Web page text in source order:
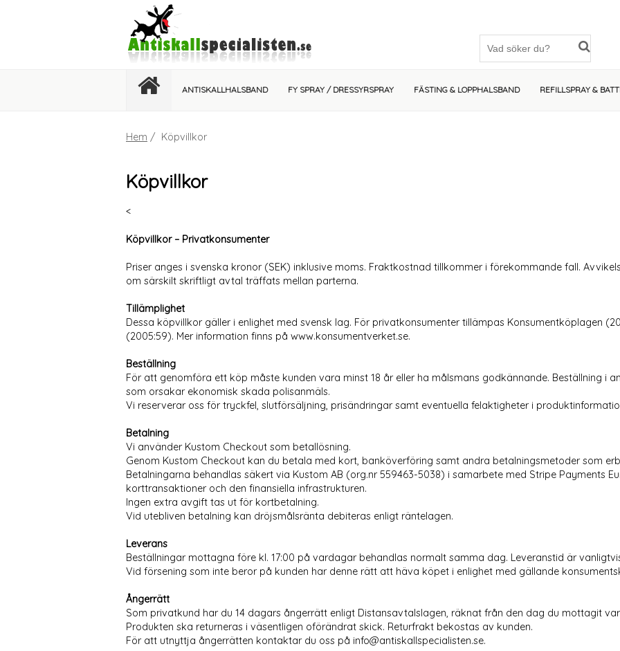
ANTISKALLHALSBAND FY SPRAY / DRESSYRSPRAY FÄSTING & LOPPHALSBAND REFILLSPRAY &
Hem / Köpvillkor
Köpvillkor
<
Köpvillkor – Privatkonsumenter
Priser anges i svenska kronor (SEK) inklusive moms. Fraktkostnad tillkommer i förekommande fall.
om särskilt skriftligt avtal träffats mellan parterna.
Tillämplighet
Dessa köpvillkor gäller i enlighet med svensk lag. För privatkonsumenter tillämpas Konsumentköplagen
(2005:59). Mer information finns på www.konsumentverket.se.
Beställning
För att genomföra ett köp måste kunden vara minst 18 år eller ha målsmans godkännande. Beställning i
som orsakar ekonomisk skada polisanmäls.
Vi reserverar oss för tryckfel, slutförsäljning, prisändringar samt eventuella felaktigheter i
Betalning
Vi använder Kustom Checkout som betallösning.
Genom Kustom Checkout kan du betala med kort, banköverföring samt andra betalningsmetoder som
Betalningarna behandlas säkert via Kustom AB (org.nr 559463-5038) i samarbete med Stripe Payments
korttransaktioner och den finansiella infrastrukturen.
Ingen extra avgift tas ut för kortbetalning.
Vid utebliven betalning kan dröjsmålsränta debiteras enligt räntelagen.
Leverans
Beställningar mottagna före kl. 17:00 på vardagar behandlas normalt samma dag. Leveranstid är
Vid försening som inte beror på kunden har denne rätt att häva köpet i enlighet med gällande
Ångerrätt
Som privatkund har du 14 dagars ångerrätt enligt Distansavtalslagen, räknat från den dag du mottagit
Produkten ska returneras i väsentligen oförändrat skick. Returfrakt bekostas av kunden.
För att utnyttja ångerrätten kontaktar du oss på info@antiskallspecialisten.se.